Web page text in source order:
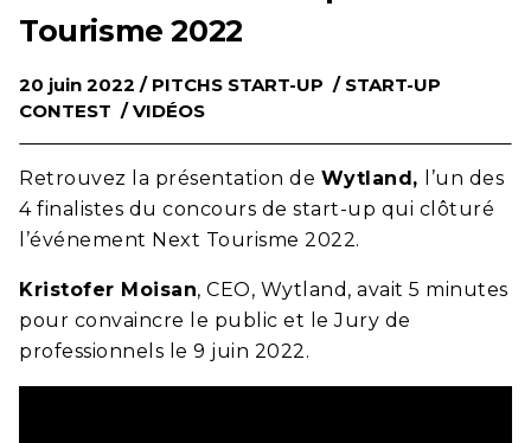
Tourisme 2022
20 juin 2022 / PITCHS START-UP / START-UP
CONTEST /VIDÉOS
Retrouvez la présentation de Wytland,
l’un des
4 finalistes du concours de start-up qui clôturé
l’événement Next Tourisme 2022.
Kristofer Moisan, CEO, Wytland, avait 5 minutes
pour convaincre le public et le Jury de
professionnels le 9 juin 2022.